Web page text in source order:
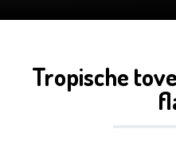
Tropische